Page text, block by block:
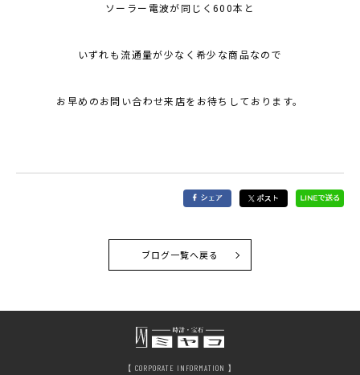
ソーラー電波が同じく600本と
いずれも流通量が少なく希少な商品なので
お早めのお問い合わせ来店をお待ちしております。
ブログ一覧へ戻る
【 CORPORATE INFORMATION 】